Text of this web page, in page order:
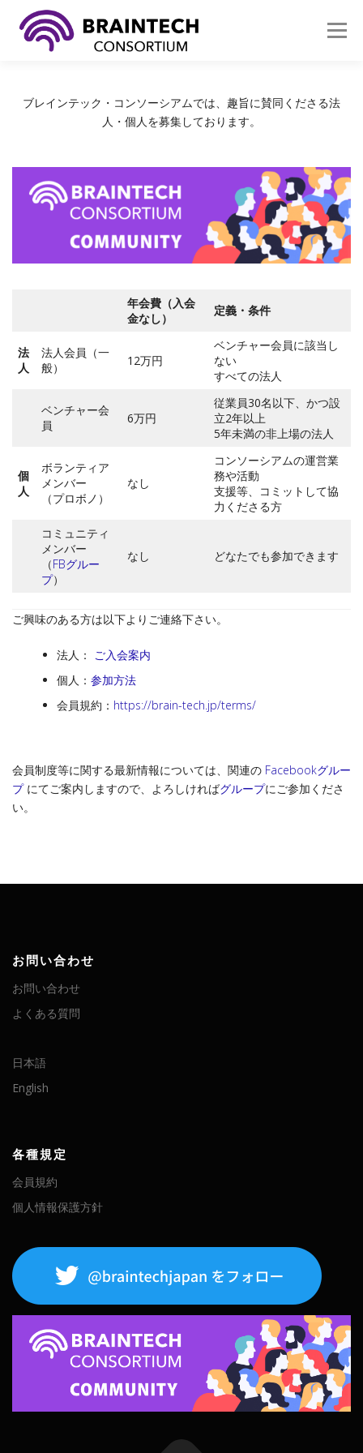
メニュ
ブレインテック・コンソーシアムでは、趣旨に賛同くださる法
人・個人を募集しております。
年会費（入会
金なし）
定義・条件
法
人
法人会員（一
般）
12万円
ベンチャー会員に該当し
ない
すべての法人
ベンチャー会
員
6万円
従業員30名以下、かつ設
立2年以上
5年未満の非上場の法人
個
人
ボランティア
メンバー
（プロボノ）
なし
コンソーシアムの運営業
務や活動
支援等、コミットして協
力くださる方
コミュニティ
メンバー
（FBグルー
プ）
なし どなたでも参加できます
ご興味のある方は以下よりご連絡下さい。
法人： ご入会案内
個人： 参加方法
会員規約： https://brain-tech.jp/terms/
会員制度等に関する最新情報については、関連の Facebookグルー
プ にてご案内しますので、よろしければグループにご参加くださ
い。
お問い合わせ
お問い合わせ
よくある質問
日本語
English
各種規定
会員規約
個人情報保護方針